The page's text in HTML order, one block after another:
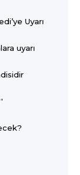
Uyarı
uyarı